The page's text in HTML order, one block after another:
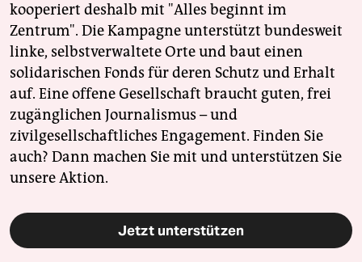
kooperiert deshalb mit "Alles beginnt im
Zentrum". Die Kampagne unterstützt bundesweit
linke, selbstverwaltete Orte und baut einen
solidarischen Fonds für deren Schutz und Erhalt
auf. Eine offene Gesellschaft braucht guten, frei
zugänglichen Journalismus – und
zivilgesellschaftliches Engagement. Finden Sie
auch? Dann machen Sie mit und unterstützen Sie
unsere Aktion.
Jetzt unterstützen